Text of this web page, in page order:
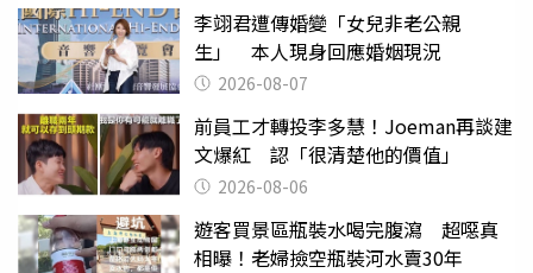
李翊君遭傳婚變「女兒非老公親
生」 本人現身回應婚姻現況
2026-08-07
前員工才轉投李多慧！Joeman再談建
文爆紅 認「很清楚他的價值」
2026-08-06
遊客買景區瓶裝水喝完腹瀉 超噁真
相曝！老婦撿空瓶裝河水賣30年